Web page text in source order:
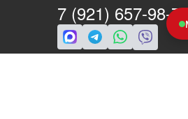
7 (921) 657-98-